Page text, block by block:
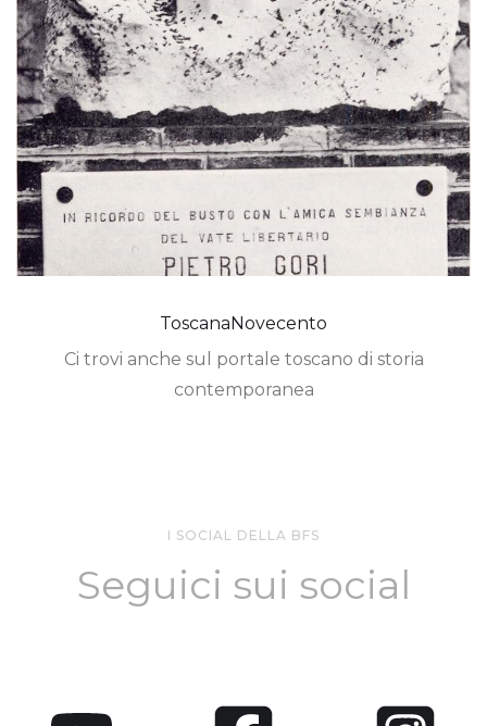
ToscanaNovecento
Ci trovi anche sul portale toscano di storia
contemporanea
I SOCIAL DELLA BFS
Seguici sui social